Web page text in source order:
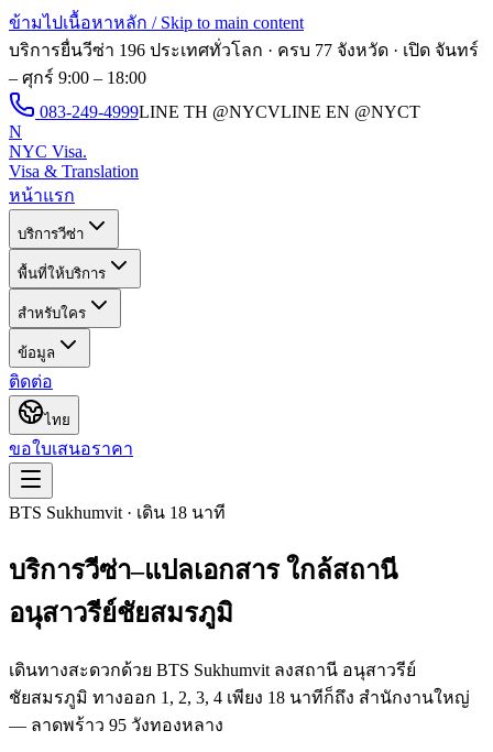
ข้ามไปเนื้อหาหลัก / Skip to main content
บริการยื่นวีซ่า 196 ประเทศทั่วโลก · ครบ 77 จังหวัด · เปิด จันทร์
– ศุกร์ 9:00 – 18:00
083-249-4999LINE TH @NYCVLINE EN @NYCT
N
NYC Visa.
Visa & Translation
หน้าแรก
บริการวีซ่า
พื้นที่ให้บริการ
สำหรับใคร
ข้อมูล
ติดต่อ
ไทย
ขอใบเสนอราคา
BTS Sukhumvit · เดิน 18 นาที
บริการวีซ่า–แปลเอกสารใกล้สถานี
อนุสาวรีย์ชัยสมรภูมิ
เดินทางสะดวกด้วย BTS Sukhumvit ลงสถานี อนุสาวรีย์
ชัยสมรภูมิ ทางออก 1, 2, 3, 4 เพียง 18 นาทีก็ถึง สำนักงานใหญ่
— ลาดพร้าว 95 วังทองหลาง